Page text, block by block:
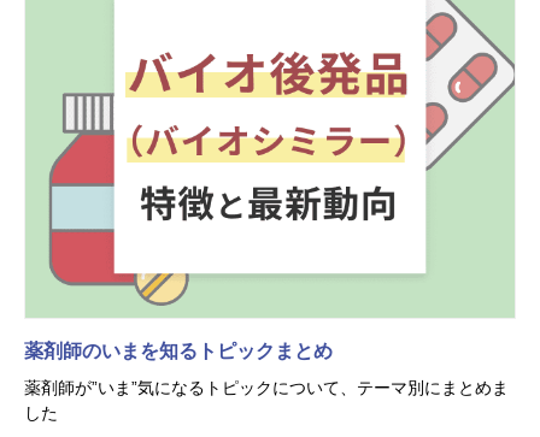
薬剤師のいまを知るトピックまとめ
薬剤師が”いま”気になるトピックについて、テーマ別にまとめま
した